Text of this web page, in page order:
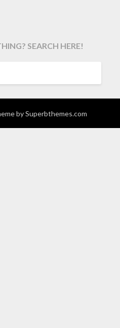
SEARCH HERE!
bySuperbthemes.com